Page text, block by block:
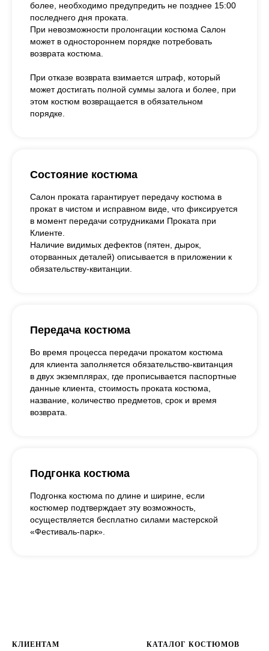
более, необходимо предупредить не позднее 15:00
последнего дня проката.
При невозможности пролонгации костюма Салон
может в одностороннем порядке потребовать
возврата костюма.
При отказе возврата взимается штраф, который
может достигать полной суммы залога и более, при
этом костюм возвращается в обязательном
порядке.
Состояние костюма
Салон проката гарантирует передачу костюма в
прокат в чистом и исправном виде, что фиксируется
в момент передачи сотрудниками Проката при
Клиенте.
Наличие видимых дефектов (пятен, дырок,
оторванных деталей) описывается в приложении к
обязательству-квитанции.
Передача костюма
Во время процесса передачи прокатом костюма
для клиента заполняется обязательство-квитанция
в двух экземплярах, где прописывается паспортные
данные клиента, стоимость проката костюма,
название, количество предметов, срок и время
возврата.
Подгонка костюма
Подгонка костюма по длине и ширине, если
костюмер подтверждает эту возможность,
осуществляется бесплатно силами мастерской
«Фестиваль-парк».
КЛИЕНТАМ КАТАЛОГ КОСТЮМОВ